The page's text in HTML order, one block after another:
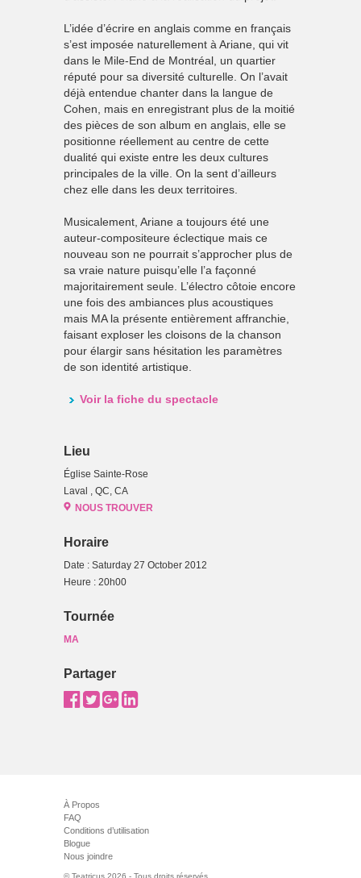
L’idée d’écrire en anglais comme en français
s’est imposée naturellement à Ariane, qui vit
dans le Mile-End de Montréal, un quartier
réputé pour sa diversité culturelle. On l’avait
déjà entendue chanter dans la langue de
Cohen, mais en enregistrant plus de la moitié
des pièces de son album en anglais, elle se
positionne réellement au centre de cette
dualité qui existe entre les deux cultures
principales de la ville. On la sent d’ailleurs
chez elle dans les deux territoires.
Musicalement, Ariane a toujours été une
auteur-compositeure éclectique mais ce
nouveau son ne pourrait s’approcher plus de
sa vraie nature puisqu’elle l’a façonné
majoritairement seule. L’électro côtoie encore
une fois des ambiances plus acoustiques
mais MA la présente entièrement affranchie,
faisant exploser les cloisons de la chanson
pour élargir sans hésitation les paramètres
de son identité artistique.
Voir la fiche du spectacle
Lieu
Église Sainte-Rose
Laval , QC, CA
NOUS TROUVER
Horaire
Date : Saturday 27 October 2012
Heure : 20h00
Tournée
MA
Partager
À Propos
FAQ
Conditions d’utilisation
Blogue
Nous joindre
© Teatricus 2026 - Tous droits réservés